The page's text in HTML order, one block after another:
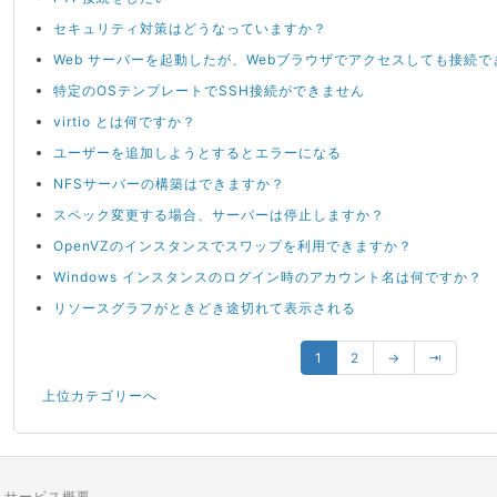
セキュリティ対策はどうなっていますか？
Web サーバーを起動したが、Webブラウザでアクセスしても接続で
特定のOSテンプレートでSSH接続ができません
virtio とは何ですか？
ユーザーを追加しようとするとエラーになる
NFSサーバーの構築はできますか？
スペック変更する場合、サーバーは停止しますか？
OpenVZのインスタンスでスワップを利用できますか？
Windows インスタンスのログイン時のアカウント名は何ですか？
リソースグラフがときどき途切れて表示される
1 2 → ⇥
上位カテゴリーへ